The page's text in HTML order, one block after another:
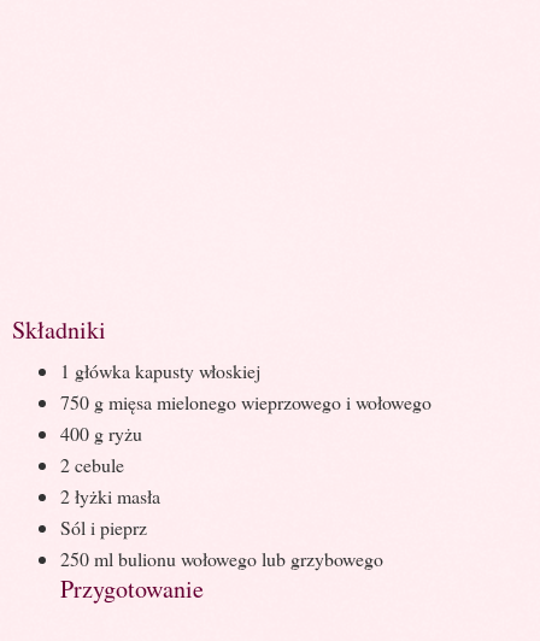
Składniki
1 główka kapusty włoskiej
750 g mięsa mielonego wieprzowego i wołowego
400 g ryżu
2 cebule
2 łyżki masła
Sól i pieprz
250 ml bulionu wołowego lub grzybowego
Przygotowanie